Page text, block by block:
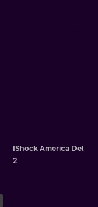
IShock America Del
2